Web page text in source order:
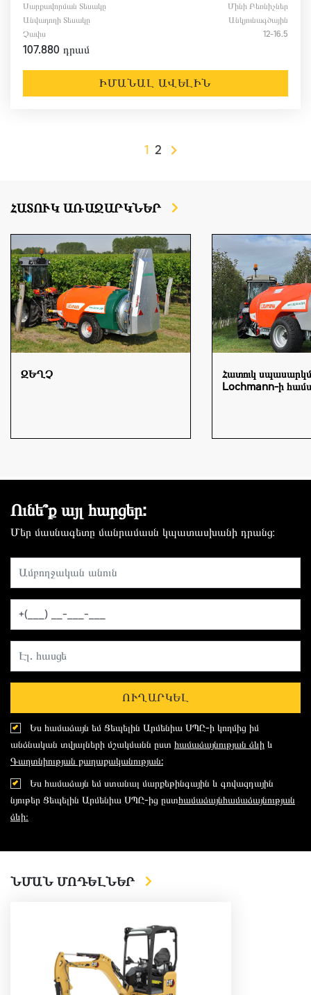
Սարքավորման Տեսակը
Մինի Բեռնիչներ
Անվադողի Տեսակը
Անկյունագծային
Չափս
12-16.5
107.880 դրամ
ԻՄԱՆԱԼ ԱՎԵԼԻՆ
1 2
ՀԱՏՈՒԿ ԱՌԱՋԱՐԿՆԵՐ
ԶԵՂՉ
Հատուկ
Lochmann-ի
Ունե՞ք այլ հարցեր:
Մեր մասնագետը մանրամասն կպատասխանի դրանց։
ՈՒՂԱՐԿԵԼ
Ես համաձայն եմ Ցեպելին Արմենիա ՍՊԸ-ի կողմից իմ
անձնական տվյալների մշակմանն ըստ համաձայնության ձևի և
Գաղտնիության քաղաքականության:
Ես համաձայն եմ ստանալ մարքեթինգային և գովազդային
նյութեր Ցեպելին Արմենիա ՍՊԸ-ից ըստհամաձայնհամաձայնության
ձևի։
ՆՄԱՆ ՄՈԴԵԼՆԵՐ